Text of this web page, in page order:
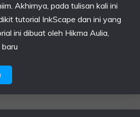
Akhirnya, pada tulisan kali ini
tutorial InkScape dan ini yang
ini dibuat oleh Hikma Aulia,